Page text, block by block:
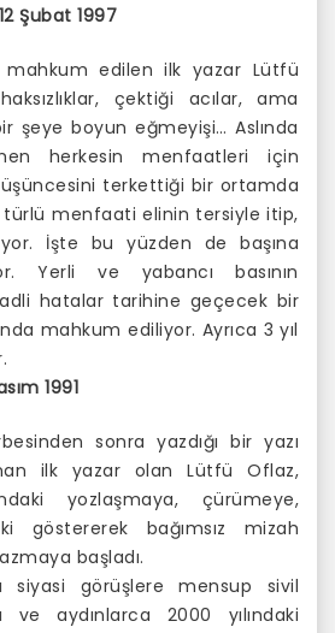
Şubat 1997
mahkum edilen ilk yazar Lütfü
çektiği acılar, ama
şeye boyun eğmeyişi… Aslında
herkesin menfaatleri için
terkettiği bir ortamda
türlü menfaati elinin tersiyle itip,
İşte bu yüzden de başına
Yerli ve yabancı basının
hatalar tarihine geçecek bir
mahkum ediliyor. Ayrıca 3 yıl
1991
sonra yazdığı bir yazı
ilk yazar olan Lütfü Oflaz,
yozlaşmaya, çürümeye,
göstererek bağımsız mizah
başladı.
siyasi görüşlere mensup sivil
ve aydınlarca 2000 yılındaki